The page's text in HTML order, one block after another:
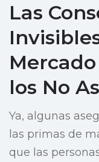
Las
los No
Ya, algunas
las primas de
que las